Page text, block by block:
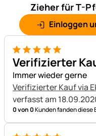
Zieher für T-
Einloggen
5 von 5
Verifizierter
Immer wieder gerne
Verifizierter Kauf via
verfasst am
0 von 0Kunden fanden